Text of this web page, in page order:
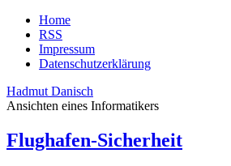
Home
RSS
Impressum
Datenschutzerklärung
Hadmut Danisch
Ansichten eines Informatikers
Flughafen-Sicherheit